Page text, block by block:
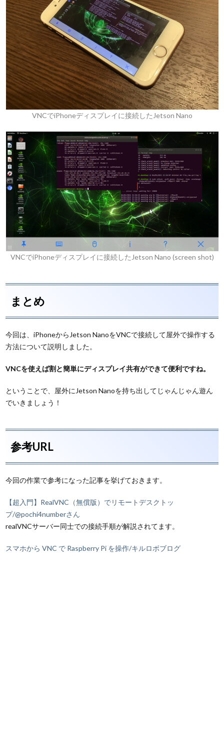
VNCでiPhoneディスプレイに接続したJetson Nano
VNCでiPhoneディスプレイに接続したJetson Nano (screen shot)
まとめ
今回は、iPhoneからJetson NanoをVNCで接続して屋外で操作する
方法について説明しました。
VNCを使えば割と簡単にディスプレイ共有ができて便利ですね。
ということで、屋外にJetson Nanoを持ち出してじゃんじゃん遊ん
でいきましょう！
参考URL
今回の作業で参考になった記事を挙げておきます。
【超入門】RealVNC（無償版）でリモートデスクトッ
プ/@pochi4numberさん
realVNCサーバー同士での接続手順が解説されてます。
スマホから VNC で Raspberry Pi を操作/キルロボブログ